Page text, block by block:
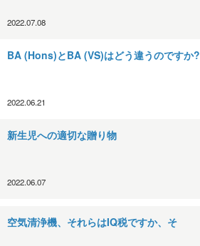
2022.07.08
BA (Hons)とBA (VS)はどう違うのですか?
2022.06.21
新生児への適切な贈り物
2022.06.07
空気清浄機、それらはIQ税ですか、そ